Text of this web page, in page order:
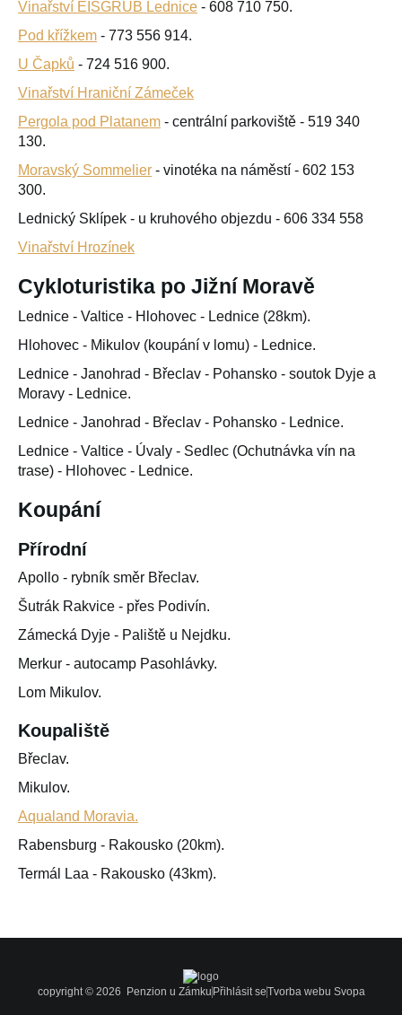
Vinařství EISGRUB Lednice - 608 710 750.
Pod křížkem - 773 556 914.
U Čapků - 724 516 900.
Vinařství Hraniční Zámeček
Pergola pod Platanem - centrální parkoviště - 519 340
130.
Moravský Sommelier - vinotéka na náměstí - 602 153
300.
Lednický Sklípek - u kruhového objezdu - 606 334 558
Vinařství Hrozínek
Cykloturistika po Jižní Moravě
Lednice - Valtice - Hlohovec - Lednice (28km).
Hlohovec - Mikulov (koupání v lomu) - Lednice.
Lednice - Janohrad - Břeclav - Pohansko - soutok Dyje a
Moravy - Lednice.
Lednice - Janohrad - Břeclav - Pohansko - Lednice.
Lednice - Valtice - Úvaly - Sedlec (Ochutnávka vín na
trase) - Hlohovec - Lednice.
Koupání
Přírodní
Apollo - rybník směr Břeclav.
Šutrák Rakvice - přes Podivín.
Zámecká Dyje - Paliště u Nejdku.
Merkur - autocamp Pasohlávky.
Lom Mikulov.
Koupaliště
Břeclav.
Mikulov.
Aqualand Moravia.
Rabensburg - Rakousko (20km).
Termál Laa - Rakousko (43km).
copyright © 2026 Penzion u Zámku Přihlásit seTvorba webu Svopa